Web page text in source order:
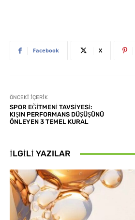
Facebook X
ÖNCEKI İÇERIK
SPOR EĞİTMENİ TAVSİYESİ:
KIŞIN PERFORMANS DÜŞÜŞÜNÜ
ÖNLEYEN 3 TEMEL KURAL
İLGILI YAZILAR